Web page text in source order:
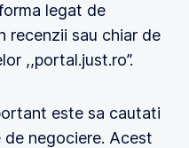
legat de
recenzii sau chiar de
,,portal.just.ro’’.
este sa cautati
negociere. Acest